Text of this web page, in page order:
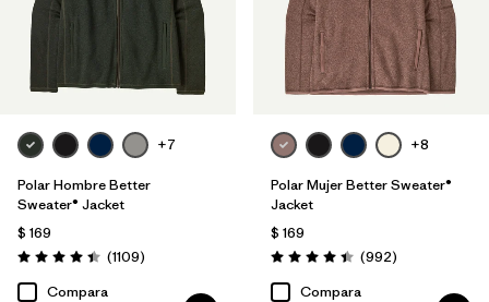
Filtrar por
Features & Processes
Filtrar por
Materials & Fabric
Filtrar por
Product Family
Filtrar por
Gender
Filtrar por
Kids
+7
Polar Hombre Better
Sweater® Jacket
$ 169
Valoración: 4.4 / 5
(1109Comentarios
)
Compara
+8
Polar Mujer Better Sweater®
Jacket
$ 169
Valoración: 4.4 / 5
(992Comentarios
)
Compara